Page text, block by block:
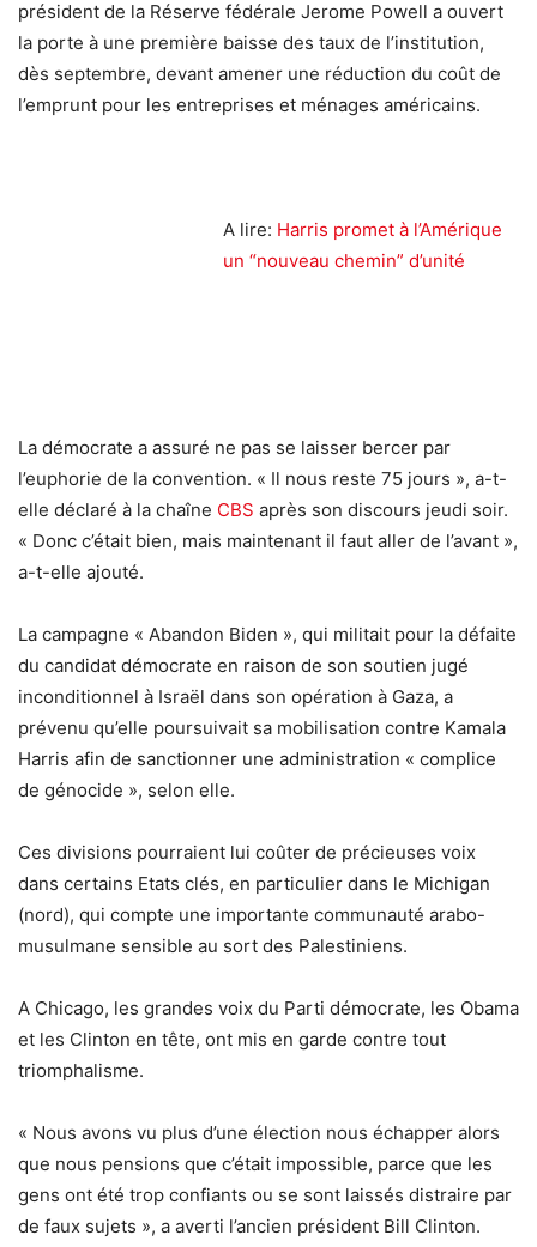
président de la Réserve fédérale Jerome Powell a ouvert
la porte à une première baisse des taux de l’institution,
dès septembre, devant amener une réduction du coût de
l’emprunt pour les entreprises et ménages américains.
A lire: Harris promet à l’Amérique
un “nouveau chemin” d’unité
La démocrate a assuré ne pas se laisser bercer par
l’euphorie de la convention. « Il nous reste 75 jours », a-t-
elle déclaré à la chaîne CBS après son discours jeudi soir.
« Donc c’était bien, mais maintenant il faut aller de l’avant »,
a-t-elle ajouté.
La campagne « Abandon Biden », qui militait pour la défaite
du candidat démocrate en raison de son soutien jugé
inconditionnel à Israël dans son opération à Gaza, a
prévenu qu’elle poursuivait sa mobilisation contre Kamala
Harris afin de sanctionner une administration « complice
de génocide », selon elle.
Ces divisions pourraient lui coûter de précieuses voix
dans certains Etats clés, en particulier dans le Michigan
(nord), qui compte une importante communauté arabo-
musulmane sensible au sort des Palestiniens.
A Chicago, les grandes voix du Parti démocrate, les Obama
et les Clinton en tête, ont mis en garde contre tout
triomphalisme.
« Nous avons vu plus d’une élection nous échapper alors
que nous pensions que c’était impossible, parce que les
gens ont été trop confiants ou se sont laissés distraire par
de faux sujets », a averti l’ancien président Bill Clinton.